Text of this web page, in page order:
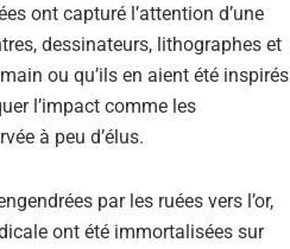
ont capturé l’attention d’une
dessinateurs, lithographes et
ou qu’ils en aient été inspirés
l’impact comme les
à peu d’élus.
par les ruées vers l’or,
ont été immortalisées sur